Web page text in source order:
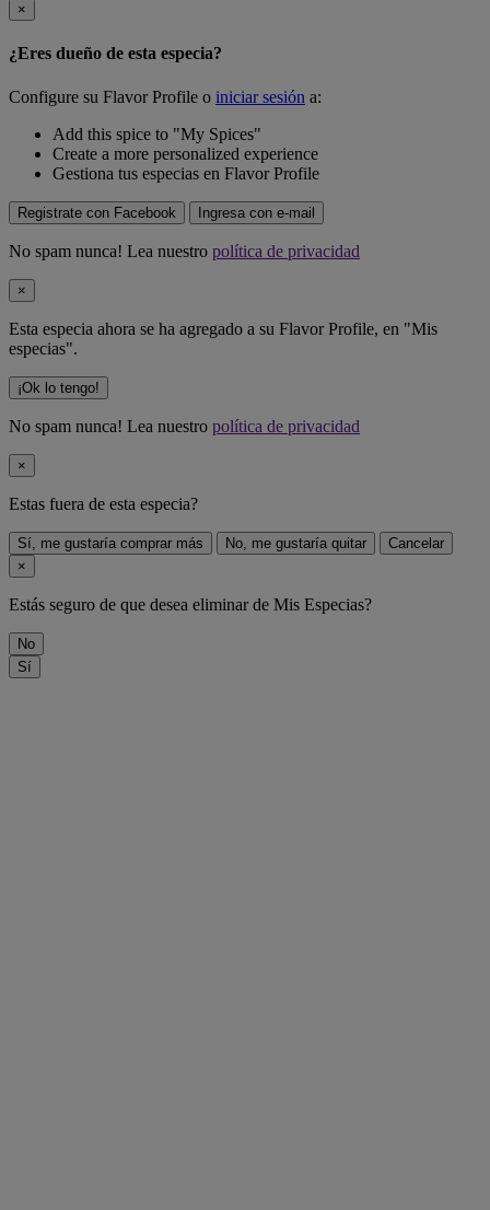
×
¿Eres dueño de esta especia?
Configure su Flavor Profile o iniciar sesión a:
Add this spice to "My Spices"
Create a more personalized experience
Gestiona tus especias en Flavor Profile
Registrate con Facebook Ingresa con e-mail
No spam nunca! Lea nuestro política de privacidad
×
Esta especia ahora se ha agregado a su Flavor Profile, en "Mis
especias".
¡Ok lo tengo!
No spam nunca! Lea nuestro política de privacidad
×
Estas fuera de esta especia?
Sí, me gustaría comprar más No, me gustaría quitar
Cancelar
×
Estás seguro de que desea eliminarde Mis Especias?
No
Sí